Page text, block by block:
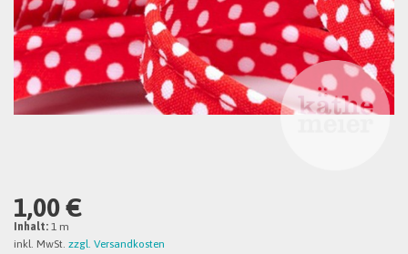
1,00 €
Inhalt: 1 m
inkl. MwSt. zzgl. Versandkosten